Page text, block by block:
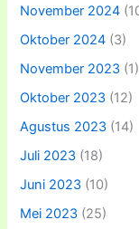
November 2024
Oktober 2024 (3)
November 2023 (1)
Oktober 2023 (12)
Agustus 2023 (14)
Juli 2023 (18)
Juni 2023 (10)
Mei 2023 (25)